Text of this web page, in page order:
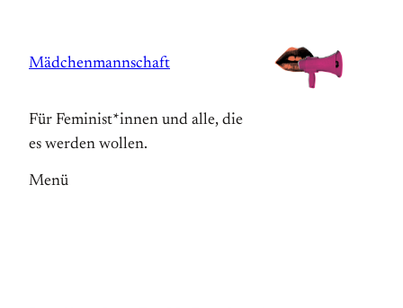
springen
Mädchenmannschaft
Für Feminist*innen und alle, die
es werden wollen.
Menü